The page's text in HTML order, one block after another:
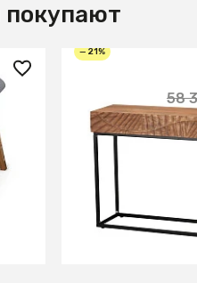
покупают
— 21%
58
Консоль из
В